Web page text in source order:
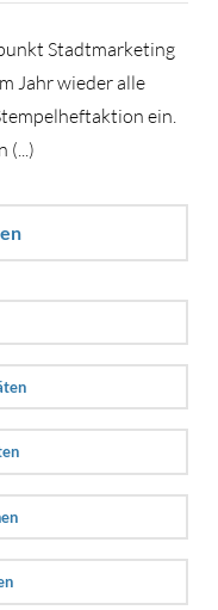
Stadtmarketing
Jahr wieder alle
ein.
(...)